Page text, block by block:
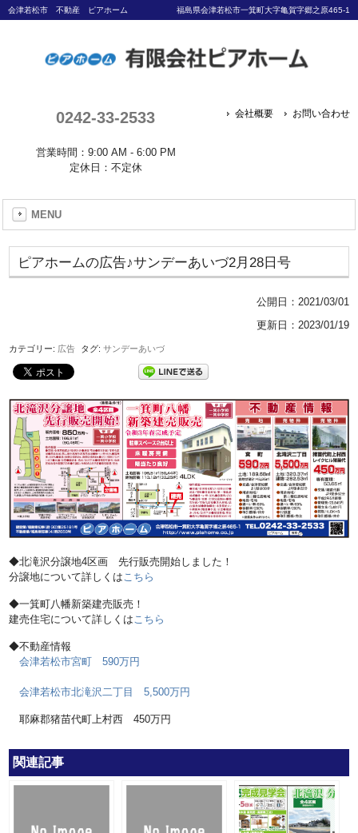
会津若松市 不動産 ピアホーム 福島県会津若松市一箕町大字亀賀字郷之原465-1
0242-33-2533
営業時間：9:00 AM - 6:00 PM
定休日：不定休
会社概要 お問い合わせ
MENU
ピアホームの広告♪サンデーあいづ2月28日号
公開日： 2021/03/01
更新日：2023/01/19
カテゴリー: 広告 タグ:サンデーあいづ
◆北滝沢分譲地4区画 先行販売開始しました！
分譲地について詳しくは こちら
◆一箕町八幡新築建売販売！
建売住宅について詳しくは こちら
◆不動産情報
会津若松市宮町 590万円
会津若松市北滝沢二丁目 5,500万円
耶麻郡猪苗代町上村西 450万円
関連記事